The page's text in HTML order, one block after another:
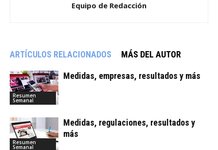
Equipo de Redacción
ARTÍCULOS RELACIONADOS MÁS DEL AUTOR
Resumen
Semanal
Medidas, empresas, resultados y más
Resumen
Semanal
Medidas, regulaciones, resultados y
más